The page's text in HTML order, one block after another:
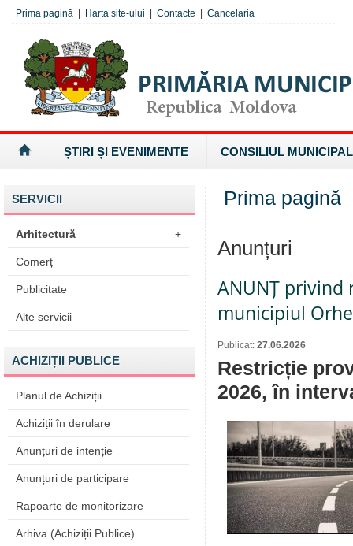
Prima pagină Harta site-ului Contacte Cancelaria
ȘTIRI ȘI EVENIMENTE CONSILIUL MUNICIPAL
SERVICII
Arhitectură +
Comerț
Publicitate
Alte servicii
ACHIZIȚII PUBLICE
Planul de Achiziții
Achiziții în derulare
Anunțuri de intenție
Anunțuri de participare
Rapoarte de monitorizare
Arhiva (Achiziții Publice)
Prima pagină
Anunțuri
ANUNȚ
municipiul
Publicat: 27.06.2026
Restricție
2026, în